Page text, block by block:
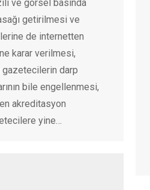
ve görsel basında
getirilmesi ve
de internetten
karar verilmesi,
darp
bile engellenmesi,
akreditasyon
yine…